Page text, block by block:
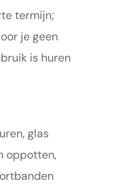
termijn;
je geen
is huren
glas
oppotten,